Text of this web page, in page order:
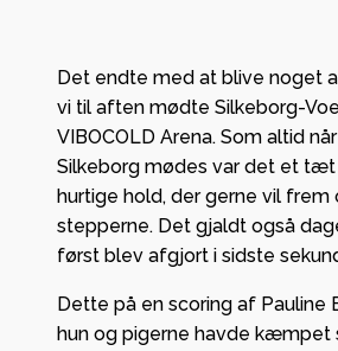
Det endte med at blive noget
vi til aften mødte Silkeborg-
VIBOCOLD Arena. Som altid
Silkeborg mødes var det et
hurtige hold, der gerne vil frem
stepperne. Det gjaldt også
først blev afgjort i sidste
Dette på en scoring af Pauline
hun og pigerne havde kæmpet